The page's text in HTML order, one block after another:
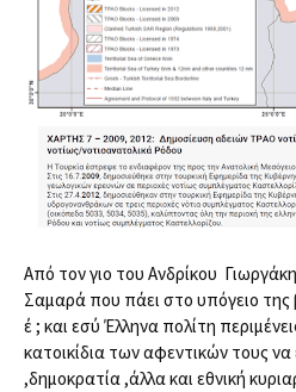
Από τον γιο του Ανδρίκου
Σαμαρά που πάει στο υπόγειο της
έ ; και εσύ Έλληνα πολίτη
κατοικίδια των αφεντικών τους να
,δημοκρατία ,άλλα και εθνική